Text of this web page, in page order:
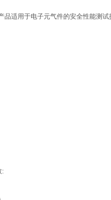
品适用于电子元气件的安全性能测
: